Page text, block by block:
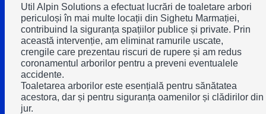
Util Alpin Solutions a efectuat lucrări de toaletare arbori
periculoși în mai multe locații din Sighetu Marmației,
contribuind la siguranța spațiilor publice și private. Prin
această intervenție, am eliminat ramurile uscate,
crengile care prezentau riscuri de rupere și am redus
coronamentul arborilor pentru a preveni eventualele
accidente.
Toaletarea arborilor este esențială pentru sănătatea
acestora, dar și pentru siguranța oamenilor și clădirilor din
jur.